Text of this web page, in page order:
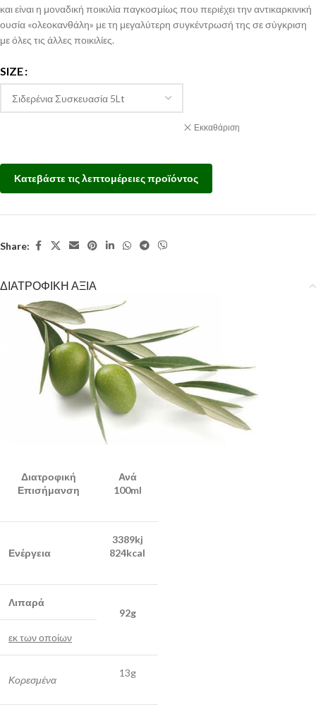
και είναι η μοναδική ποικιλία παγκοσμίως που περιέχει την αντικαρκινική
ουσία «ολεοκανθάλη» με τη μεγαλύτερη συγκέντρωσή της σε σύγκριση
με όλες τις άλλες ποικιλίες.
SIZE
Εκκαθάριση
Κατεβάστε τις λεπτομέρειες προϊόντος
Share:
ΔΙΑΤΡΟΦΙΚΗ ΑΞΙΑ
Διατροφική
Επισήμανση
Ανά
100ml
Ενέργεια
3389kj
824kcal
Λιπαρά
92g
εκ των οποίων
Κορεσμένα
13g